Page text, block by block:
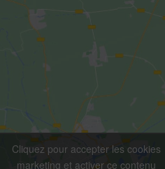
Cliquez pour accepter les cookies
marketing et activer ce contenu